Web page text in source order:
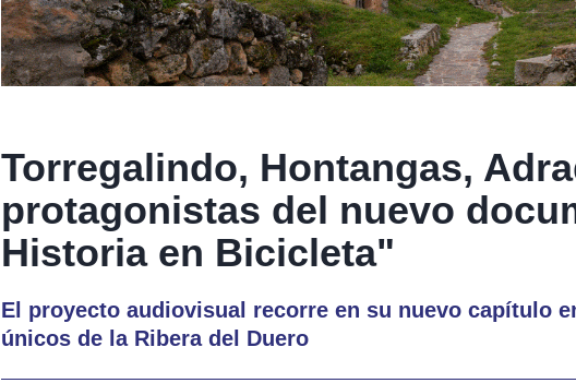
Torregalindo, Hontangas,
protagonistas del nuevo
Historia en Bicicleta"
El proyecto audiovisual recorre en su nuevo capítulo
únicos de la Ribera del Duero